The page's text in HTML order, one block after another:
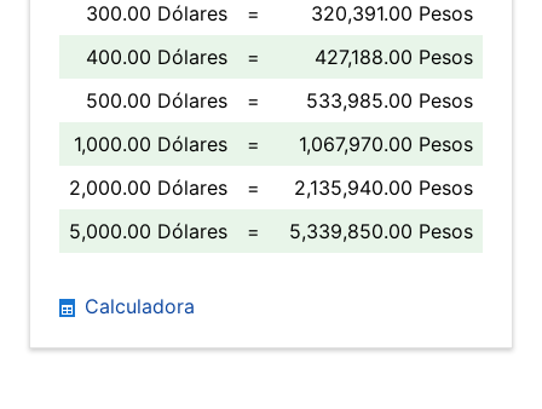
300.00 Dólares
=
320,391.00 Pesos
400.00 Dólares
=
427,188.00 Pesos
500.00 Dólares
=
533,985.00 Pesos
1,000.00 Dólares
=
1,067,970.00 Pesos
2,000.00 Dólares
=
2,135,940.00 Pesos
5,000.00 Dólares
= 5,339,850.00 Pesos
Calculadora